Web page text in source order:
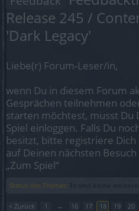
Release 245 /
'Dark Legacy'
Liebe(r) Forum-Leser/in,
wenn Du in diesem Forum
Gesprächen teilnehmen
starten möchtest, musst Du
Spiel einloggen. Falls Du
besitzt, bitte registriere
auf Deinen nächsten
„Zum Spiel“
Status des Themas:
< Zurück 1 ← 16 17 18 19 20